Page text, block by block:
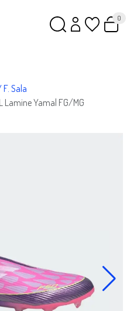
0
F. Sala
Lamine Yamal FG/MG